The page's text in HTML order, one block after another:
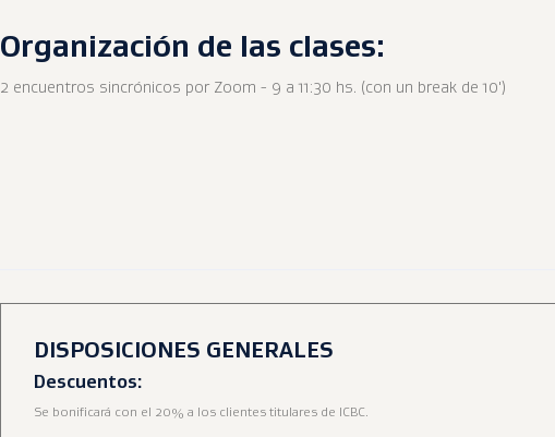
Organización de las clases:
2 encuentros sincrónicos por Zoom - 9 a 11:30 hs. (con un break de 10')
DISPOSICIONES GENERALES
Descuentos:
Se bonificará con el 20% a los clientes titulares de ICBC.